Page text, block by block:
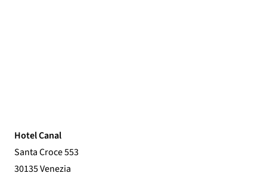
Hotel Canal
Santa Croce 553
30135 Venezia